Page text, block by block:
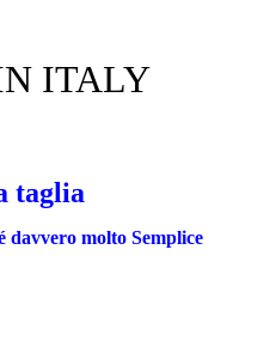
ITALY
taglia
davvero molto Semplice